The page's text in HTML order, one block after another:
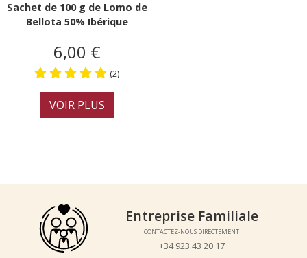
Sachet de 100 g de Lomo de
Bellota 50% Ibérique
6,00 €
(2)
VOIR PLUS
Qualité Garantie
Qualité Garantie
SOLUTIONS A TOUS LES PROBLEMES